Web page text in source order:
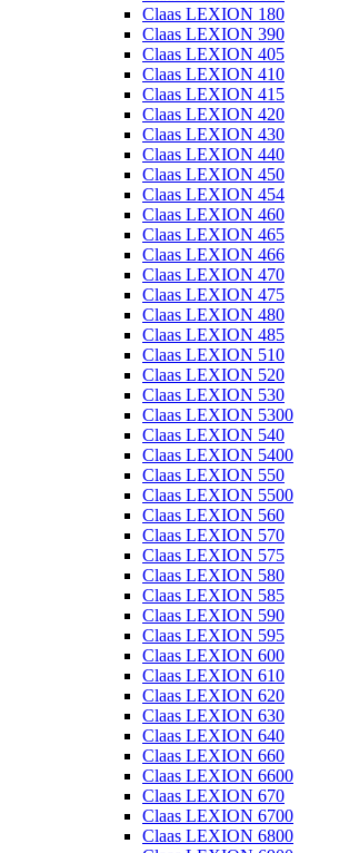
Claas LEXION 180
Claas LEXION 390
Claas LEXION 405
Claas LEXION 410
Claas LEXION 415
Claas LEXION 420
Claas LEXION 430
Claas LEXION 440
Claas LEXION 450
Claas LEXION 454
Claas LEXION 460
Claas LEXION 465
Claas LEXION 466
Claas LEXION 470
Claas LEXION 475
Claas LEXION 480
Claas LEXION 485
Claas LEXION 510
Claas LEXION 520
Claas LEXION 530
Claas LEXION 5300
Claas LEXION 540
Claas LEXION 5400
Claas LEXION 550
Claas LEXION 5500
Claas LEXION 560
Claas LEXION 570
Claas LEXION 575
Claas LEXION 580
Claas LEXION 585
Claas LEXION 590
Claas LEXION 595
Claas LEXION 600
Claas LEXION 610
Claas LEXION 620
Claas LEXION 630
Claas LEXION 640
Claas LEXION 660
Claas LEXION 6600
Claas LEXION 670
Claas LEXION 6700
Claas LEXION 6800